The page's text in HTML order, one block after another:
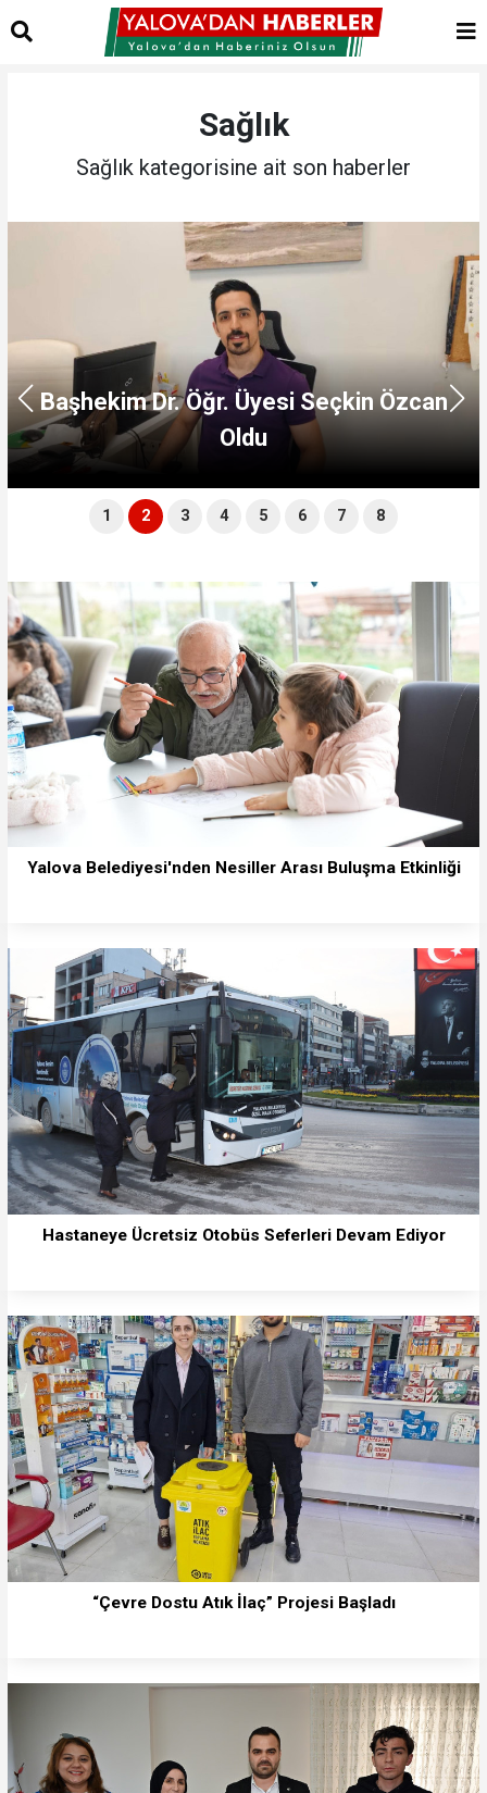
Sağlık
Sağlık kategorisine ait son haberler
Öğr. Üyesi Seçkin Özcan
Oldu
Kesesi
1 2 3 4 5 6 7 8
Yalova Belediyesi'nden Nesiller Arası Buluşma Etkinliği
Hastaneye Ücretsiz Otobüs Seferleri Devam Ediyor
“Çevre Dostu Atık İlaç” Projesi Başladı